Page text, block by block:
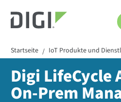
Startseite / IoT Produkte und
Digi LifeCycle
On-Prem